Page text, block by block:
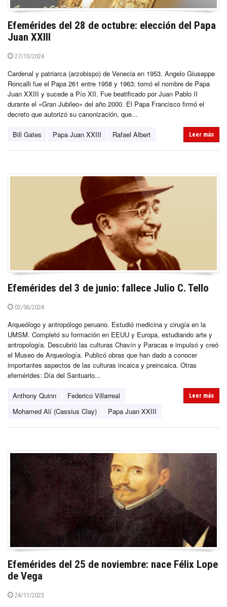
Efemérides del 28 de octubre: elección del Papa
Juan XXIII
27/10/2024
Cardenal y patriarca (arzobispo) de Venecia en 1953. Angelo Giuseppe
Roncalli fue el Papa 261 entre 1958 y 1963; tomó el nombre de Papa
Juan XXIII y sucede a Pío XII. Fue beatificado por Juan Pablo II
durante el «Gran Jubileo» del año 2000. El Papa Francisco firmó el
decreto que autorizó su canonización, que...
Bill Gates Papa Juan XXIII Rafael Albert Leer más
Efemérides del 3 de junio: fallece Julio C. Tello
02/06/2024
Arqueólogo y antropólogo peruano. Estudió medicina y cirugía en la
UMSM. Completó su formación en EEUU y Europa, estudiando arte y
antropología. Descubrió las culturas Chavín y Paracas e impulsó y creó
el Museo de Arqueología. Publicó obras que han dado a conocer
importantes aspectos de las culturas incaica y preincaica. Otras
efemérides: Día del Santuario...
Anthony Quinn
Federico Villarreal
Mohamed Alí (Cassius Clay)
Papa Juan XXIII
Leer más
Efemérides del 25 de noviembre: nace Félix Lope
de Vega
24/11/2023